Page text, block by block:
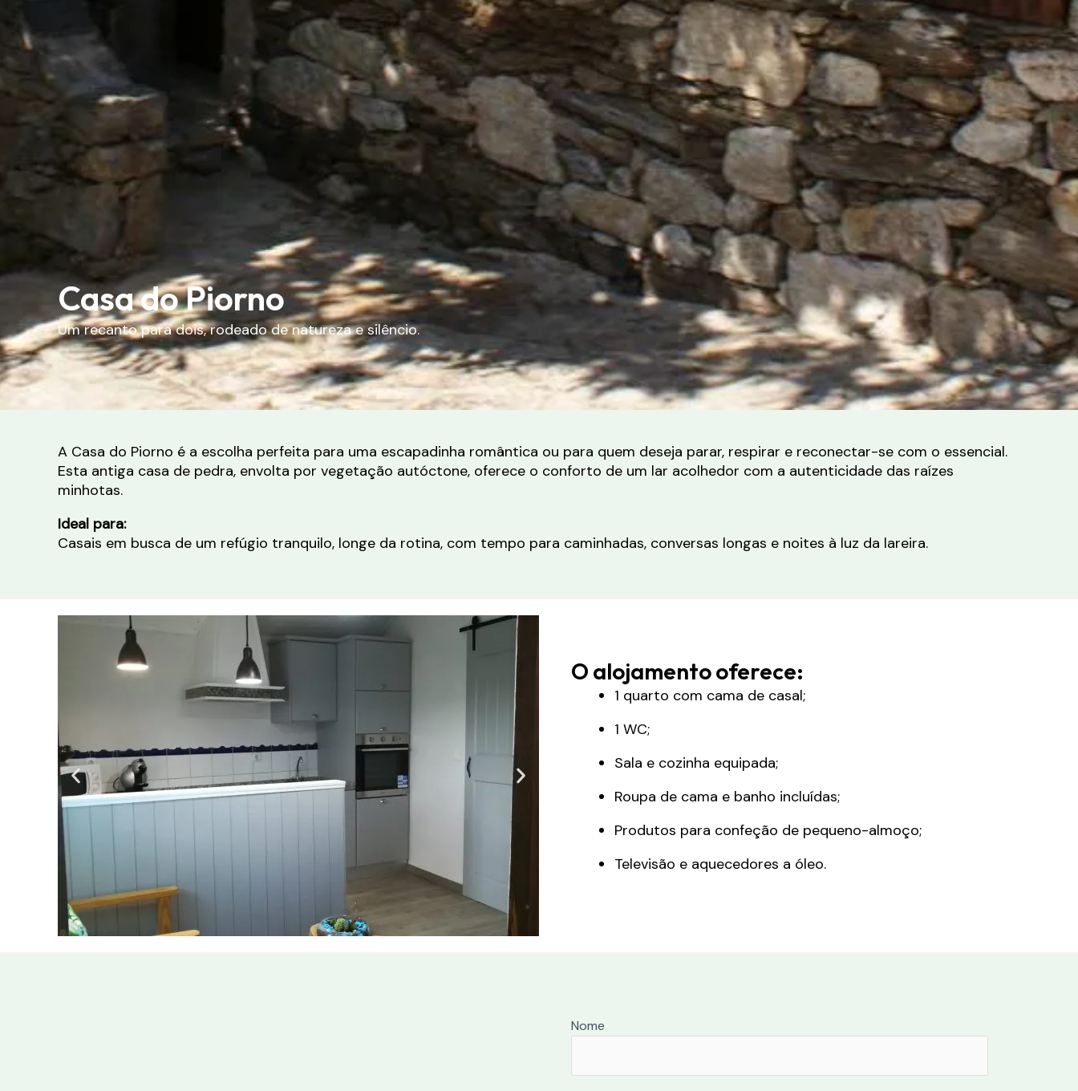
Casa do Piorno
Umrecantoparadois,rodeadodenaturezaesilêncio.
A Casa do Piorno é a escolha perfeita para uma escapadinha romântica ou para quem deseja parar, respirar e reconectar-se com o essencial.
Esta antiga casa de pedra, envolta por vegetação autóctone, oferece o conforto de um lar acolhedor com a autenticidade das raízes
minhotas.
Ideal para:
Casais em busca de um refúgio tranquilo, longe da rotina, com tempo para caminhadas, conversas longas e noites à luz da lareira.
O alojamento oferece:
1 quarto com cama de casal;
1 WC;
Sala e cozinha equipada;
Roupa de cama e banho incluídas;
Produtos para confeção de pequeno-almoço;
Televisão e aquecedores a óleo.
Nome